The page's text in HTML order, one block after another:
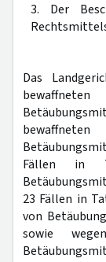
3. Der
Das
Fällen in
23 Fällen in
von
sowie